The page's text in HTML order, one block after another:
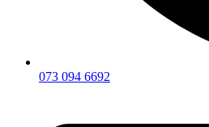
073 094 6692